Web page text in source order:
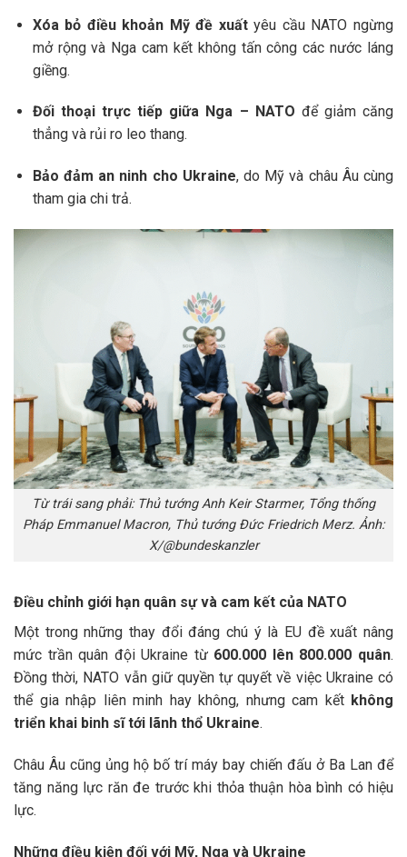
Xóa bỏ điều khoản Mỹ đề xuấtyêu cầu NATO ngừng
mở rộng và Nga cam kết không tấn công các nước láng
giềng.
Đối thoại trực tiếp giữa Nga – NATO để giảm căng
thẳng và rủi ro leo thang.
Bảo đảm an ninh cho Ukraine, do Mỹ và châu Âu cùng
tham gia chi trả.
Từ trái sang phải: Thủ tướng Anh Keir Starmer, Tổng thống
Pháp Emmanuel Macron, Thủ tướng Đức Friedrich Merz. Ảnh:
X/@bundeskanzler
Điều chỉnh giới hạn quân sự và cam kết của NATO
Một trong những thay đổi đáng chú ý là EU đề xuất nâng
mức trần quân đội Ukraine từ 600.000 lên 800.000 quân.
Đồng thời, NATO vẫn giữ quyền tự quyết về việc Ukraine có
thể gia nhập liên minh hay không, nhưng cam kết không
triển khai binh sĩ tới lãnh thổ Ukraine.
Châu Âu cũng ủng hộ bố trí máy bay chiến đấu ở Ba Lan để
tăng năng lực răn đe trước khi thỏa thuận hòa bình có hiệu
lực.
Những điều kiện đối với Mỹ, Nga và Ukraine